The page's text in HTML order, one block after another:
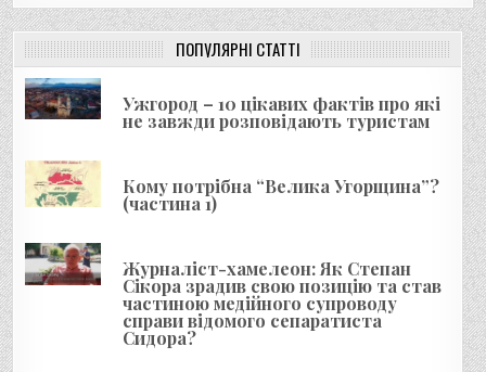
а
ц
і
я
з
а
п
и
с
і
в
ПОПУЛЯРНІ СТАТТІ
Ужгород – 10 цікавих фактів про які
не завжди розповідають туристам
Кому потрібна “Велика Угорщина”?
(частина 1)
Журналіст-хамелеон: Як Степан
Сікора зрадив свою позицію та став
частиною медійного супроводу
справи відомого сепаратиста
Сидора?